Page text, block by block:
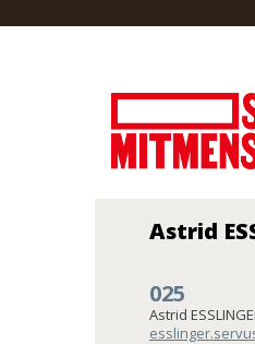
Astrid
025
Astrid